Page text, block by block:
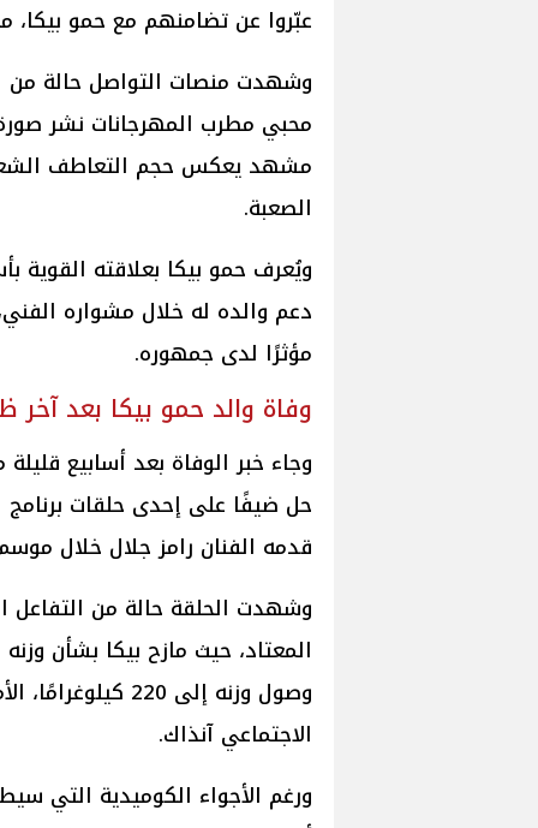
عبّروا عن تضامنهم مع حمو بيكا،
وشهدت منصات التواصل حالة من
محبي مطرب المهرجانات نشر صورة
مشهد يعكس حجم التعاطف
الصعبة.
ويُعرف حمو بيكا بعلاقته
دعم والده له خلال مشواره
مؤثرًا لدى جمهوره.
وفاة والد حمو بيكا بعد
وجاء خبر الوفاة بعد أسابيع
حل ضيفًا على إحدى حلقات برنامج
قدمه الفنان رامز جلال خلال
وشهدت الحلقة حالة من التفاعل
المعتاد، حيث مازح بيكا بشأن
وصول وزنه إلى
الاجتماعي آنذاك.
ورغم الأجواء الكوميدية التي